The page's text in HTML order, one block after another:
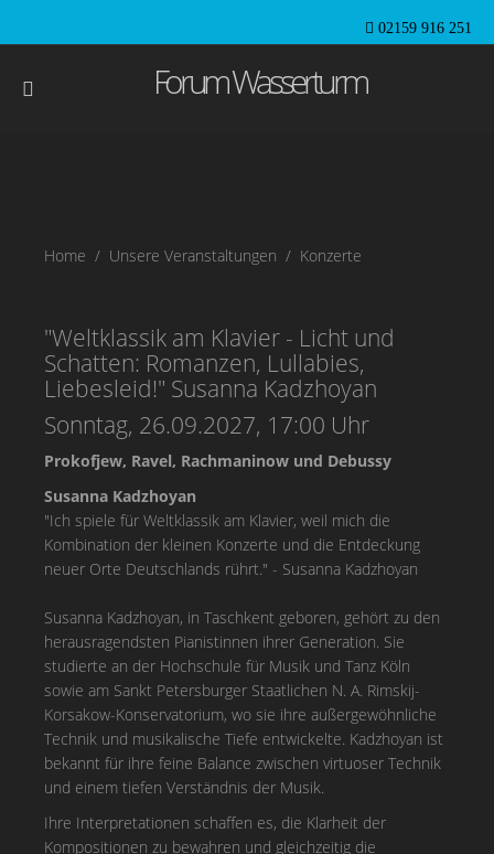
02159 916 251
Forum Wasserturm
Home Unsere Veranstaltungen Konzerte
"Weltklassik am Klavier - Licht und
Schatten: Romanzen, Lullabies,
Liebesleid!" Susanna Kadzhoyan
Sonntag, 26.09.2027, 17:00 Uhr
Prokofjew, Ravel, Rachmaninow und Debussy
Susanna Kadzhoyan
"Ich spiele für Weltklassik am Klavier, weil mich die
Kombination der kleinen Konzerte und die Entdeckung
neuer Orte Deutschlands rührt." - Susanna Kadzhoyan
Susanna Kadzhoyan, in Taschkent geboren, gehört zu den
herausragendsten Pianistinnen ihrer Generation. Sie
studierte an der Hochschule für Musik und Tanz Köln
sowie am Sankt Petersburger Staatlichen N. A. Rimskij-
Korsakow-Konservatorium, wo sie ihre außergewöhnliche
Technik und musikalische Tiefe entwickelte. Kadzhoyan ist
bekannt für ihre feine Balance zwischen virtuoser Technik
und einem tiefen Verständnis der Musik.
Ihre Interpretationen schaffen es, die Klarheit der
Kompositionen zu bewahren und gleichzeitig die